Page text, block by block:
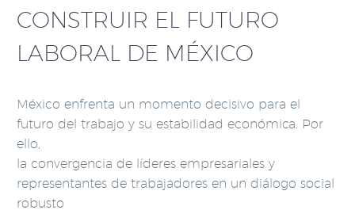
CONSTRUIR EL FUTURO
LABORAL DE MÉXICO
México enfrenta un momento decisivo para el
futuro del trabajo y su estabilidad económica. Por
ello,
la convergencia de líderes empresariales y
representantes de trabajadores en un diálogo social
robusto